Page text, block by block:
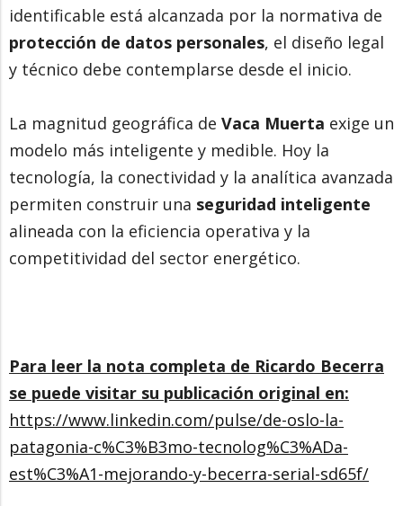
identificable está alcanzada por la normativa de
protección de datos personales, el diseño legal
y técnico debe contemplarse desde el inicio.
La magnitud geográfica de Vaca Muerta exige un
modelo más inteligente y medible. Hoy la
tecnología, la conectividad y la analítica avanzada
permiten construir una seguridad inteligente
alineada con la eficiencia operativa y la
competitividad del sector energético.
Para leer la nota completa de Ricardo Becerra
se puede visitar su publicación original en:
https://www.linkedin.com/pulse/de-oslo-la-
patagonia-c%C3%B3mo-tecnolog%C3%ADa-
est%C3%A1-mejorando-y-becerra-serial-sd65f/